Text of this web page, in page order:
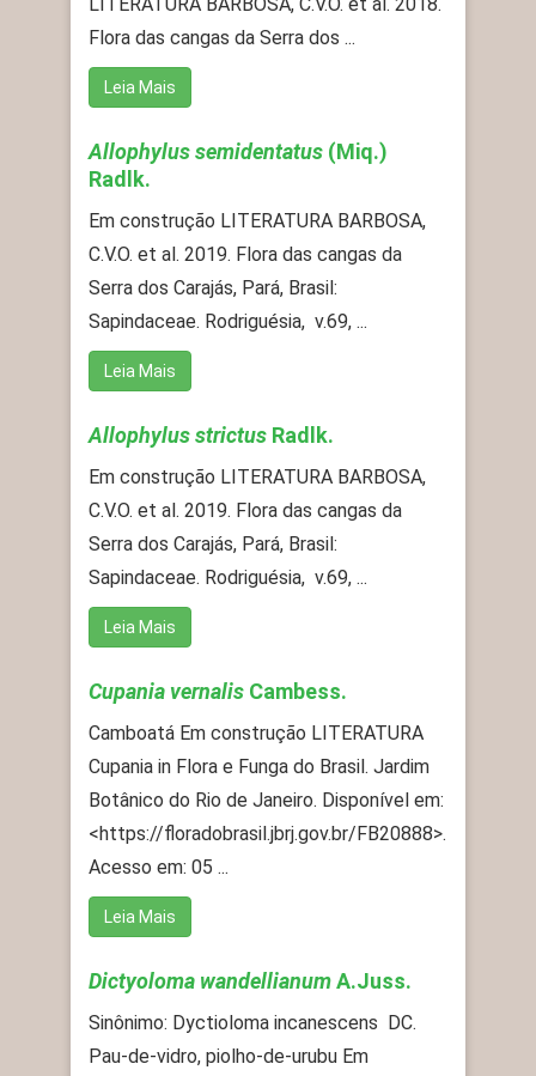
Flora das cangas da Serra dos ...
Leia Mais
Allophylus semidentatus (Miq.)
Radlk.
Em construção LITERATURA BARBOSA,
C.V.O. et al. 2019. Flora das cangas da
Serra dos Carajás, Pará, Brasil:
Sapindaceae. Rodriguésia, v.69, ...
Leia Mais
Allophylus strictus Radlk.
Em construção LITERATURA BARBOSA,
C.V.O. et al. 2019. Flora das cangas da
Serra dos Carajás, Pará, Brasil:
Sapindaceae. Rodriguésia, v.69, ...
Leia Mais
Cupania vernalis Cambess.
Camboatá Em construção LITERATURA
Cupania in Flora e Funga do Brasil. Jardim
Botânico do Rio de Janeiro. Disponível em:
<https://floradobrasil.jbrj.gov.br/FB20888>.
Acesso em: 05 ...
Leia Mais
Dictyoloma wandellianumA.Juss.
Sinônimo: Dyctioloma incanescens DC.
Pau-de-vidro, piolho-de-urubu Em